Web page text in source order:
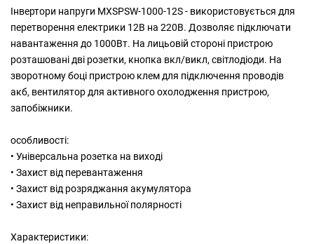
Інвертори напруги MXSPSW-1000-12S - використовується для
перетворення електрики 12В на 220В. Дозволяє підключати
навантаження до 1000Вт. На лицьовій стороні пристрою
розташовані дві розетки, кнопка вкл/викл, світлодіоди. На
зворотному боці пристрою клем для підключення проводів
акб, вентилятор для активного охолодження пристрою,
запобіжники.
особливості:
• Універсальна розетка на виході
• Захист від перевантаження
• Захист від розряджання акумулятора
• Захист від неправильної полярності
Характеристики: